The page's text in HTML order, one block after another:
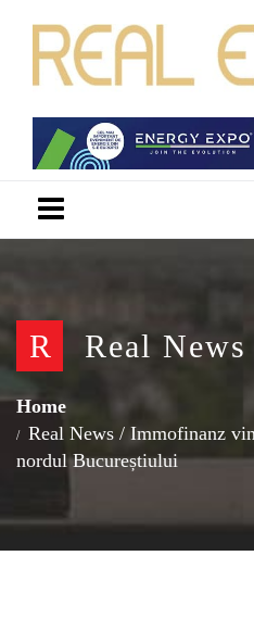
R Real News
Home
Real News / Immofinanz
nordul Bucureștiului